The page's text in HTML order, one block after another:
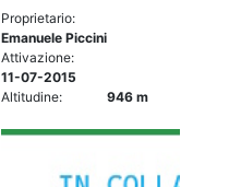
Proprietario:
Emanuele Piccini
Attivazione:
11-07-2015
Altitudine:
946 m